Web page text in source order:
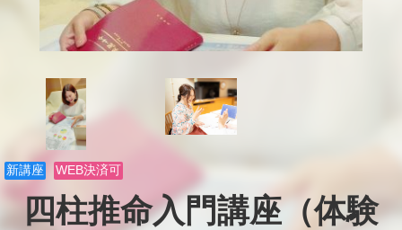
新講座 WEB決済可
四柱推命入門講座（体験